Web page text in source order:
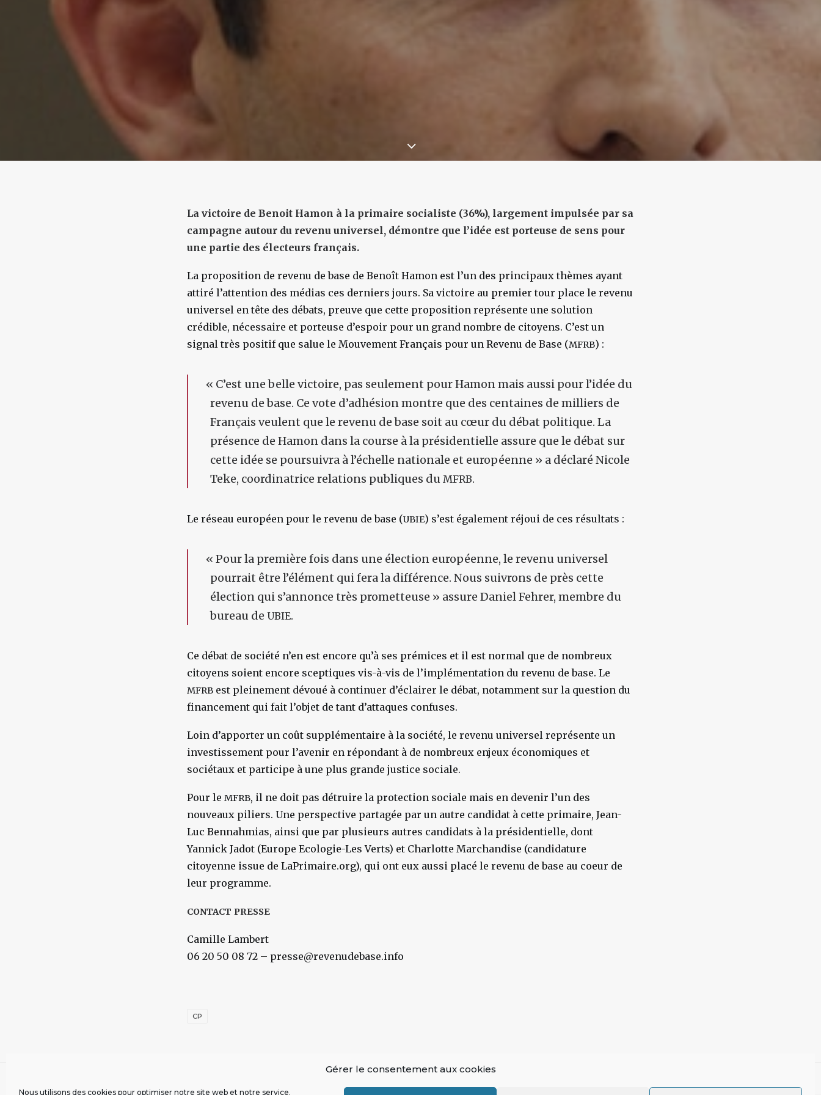
Gérer le consentement aux cookies
Nous utilisons des cookies pour optimiser notre site web et notre service.
La victoire de Benoit Hamon à la primaire socialiste (36%), largement impulsée par sa
campagne autour du revenu universel, démontre que l’idée est porteuse de sens pour
une partie des électeurs français.
La proposition de revenu de base de Benoît Hamon est l’un des principaux thèmes ayant
attiré l’attention des médias ces derniers jours. Sa victoire au premier tour place le revenu
universel en tête des débats, preuve que cette proposition représente une solution
crédible, nécessaire et porteuse d’espoir pour un grand nombre de citoyens. C’est un
signal très positif que salue le Mouvement Français pour un Revenu de Base (MFRB) :
« C’est une belle victoire, pas seulement pour Hamon mais aussi pour l’idée du
revenu de base. Ce vote d’adhésion montre que des centaines de milliers de
Français veulent que le revenu de base soit au cœur du débat politique. La
présence de Hamon dans la course à la présidentielle assure que le débat sur
cette idée se poursuivra à l’échelle nationale et européenne » a déclaré Nicole
Teke, coordinatrice relations publiques du MFRB.
Le réseau européen pour le revenu de base (UBIE) s’est également réjoui de ces résultats :
« Pour la première fois dans une élection européenne, le revenu universel
pourrait être l’élément qui fera la différence. Nous suivrons de près cette
élection qui s’annonce très prometteuse » assure Daniel Fehrer, membre du
bureau de UBIE.
Ce débat de société n’en est encore qu’à ses prémices et il est normal que de nombreux
citoyens soient encore sceptiques vis-à-vis de l’implémentation du revenu de base. Le
MFRB est pleinement dévoué à continuer d’éclairer le débat, notamment sur la question du
financement qui fait l’objet de tant d’attaques confuses.
Loin d’apporter un coût supplémentaire à la société, le revenu universel représente un
investissement pour l’avenir en répondant à de nombreux enjeux économiques et
sociétaux et participe à une plus grande justice sociale.
Pour le MFRB, il ne doit pas détruire la protection sociale mais en devenir l’un des
nouveaux piliers. Une perspective partagée par un autre candidat à cette primaire, Jean-
Luc Bennahmias, ainsi que par plusieurs autres candidats à la présidentielle, dont
Yannick Jadot (Europe Ecologie-Les Verts) et Charlotte Marchandise (candidature
citoyenne issue de LaPrimaire.org), qui ont eux aussi placé le revenu de base au coeur de
leur programme.
CONTACT PRESSE
Camille Lambert
06 20 50 08 72 – presse@revenudebase.info
CP